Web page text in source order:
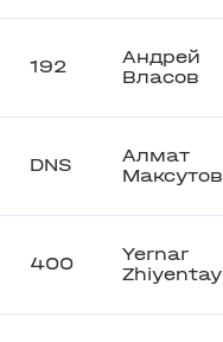
192
Андрей
Власов
DNS
Алмат
Максутов
400
Yernar
Zhiyentay